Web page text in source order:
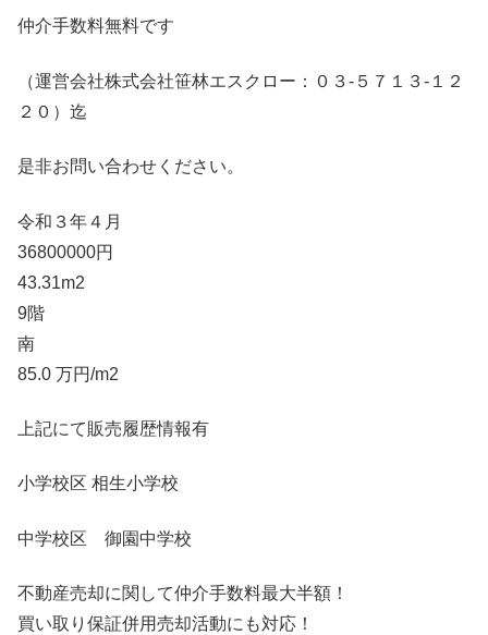
仲介手数料無料です
（運営会社株式会社笹林エスクロー：０３-５７１３-１２
２０）迄
是非お問い合わせください。
令和３年４月
36800000円
43.31m2
9階
南
85.0 万円/m2
上記にて販売履歴情報有
小学校区 相生小学校
中学校区 御園中学校
不動産売却に関して仲介手数料最大半額！
買い取り保証併用売却活動にも対応！